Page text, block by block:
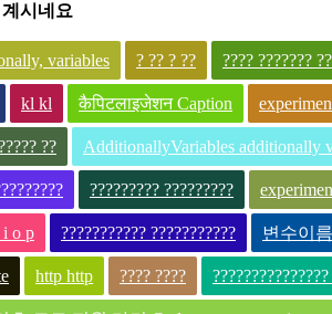
시네요
variables ? ?? ? ?? ???? ???????
kl kl कैपिटलाइजेशन Caption
?? AdditionallyVariables additionally
????????? ?????????
i o p ??????????? ??????????? 변수이
http http ???? ????